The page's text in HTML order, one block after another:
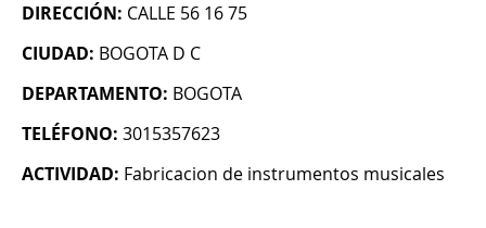
DIRECCIÓN: CALLE 56 16 75
CIUDAD: BOGOTA D C
DEPARTAMENTO: BOGOTA
TELÉFONO: 3015357623
ACTIVIDAD: Fabricacion de instrumentos musicales